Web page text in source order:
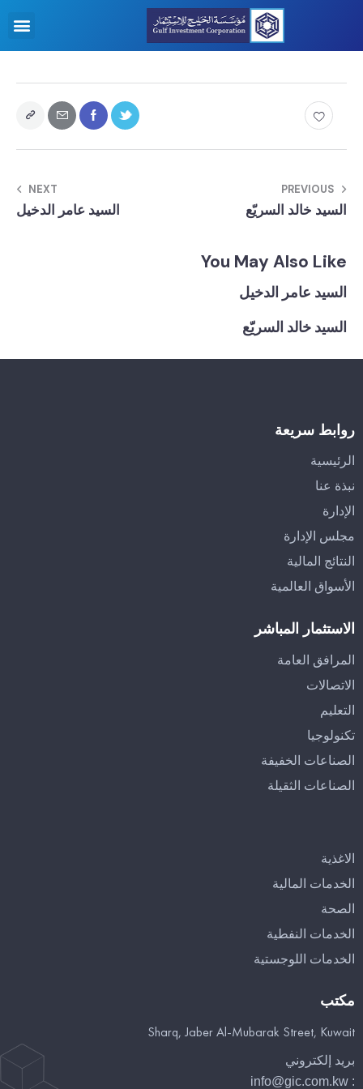
PREVIOUS
السيد خالد السريّع
NEXT
السيد عامر الدخيل
You May Also Like
السيد عامر الدخيل
السيد خالد السريّع
روابط سريعة
الرئيسية
نبذة عنا
الإدارة
مجلس الإدارة
النتائج المالية
الأسواق العالمية
الاستثمار المباشر
المرافق العامة
الاتصالات
التعليم
تكنولوجيا
الصناعات الخفيفة
الصناعات الثقيلة
الاغذية
الخدمات المالية
الصحة
الخدمات النفطية
الخدمات اللوجستية
مكتب
Sharq, Jaber Al-Mubarak Street, Kuwait
بريد إلكتروني
:
info@gic.com.kw